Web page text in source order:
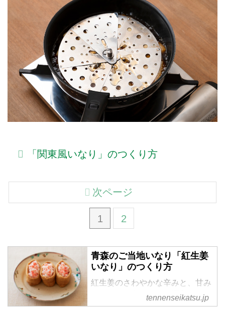
「関東風いなり」のつくり方
1 2
次ページ
青森のご当地いなり「紅生姜
いなり」のつくり方
紅生姜のさわやかな辛みと、甘み
のあるもち米の酢飯が調和する
「紅生姜いなり」。青森で親しま
tennenseikatsu.jp